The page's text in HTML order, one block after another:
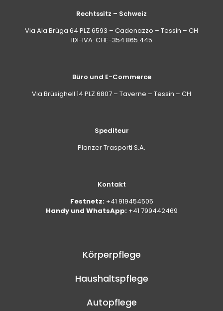
Rechtssitz – Schweiz
Via Ala Brüga 64 PLZ 6593 – Cadenazzo – Tessin – CH
IDI-IVA: CHE-354.865.445
Büro und E-Commerce
Via Brüsighell 14 PLZ 6807 – Taverne – Tessin – CH
Spediteur
Planzer Trasporti S.A.
Kontakt
Festnetz: +41 919454505
Handy und WhatsApp: +41 799442469
Körperpflege
Haushaltspflege
Autopflege